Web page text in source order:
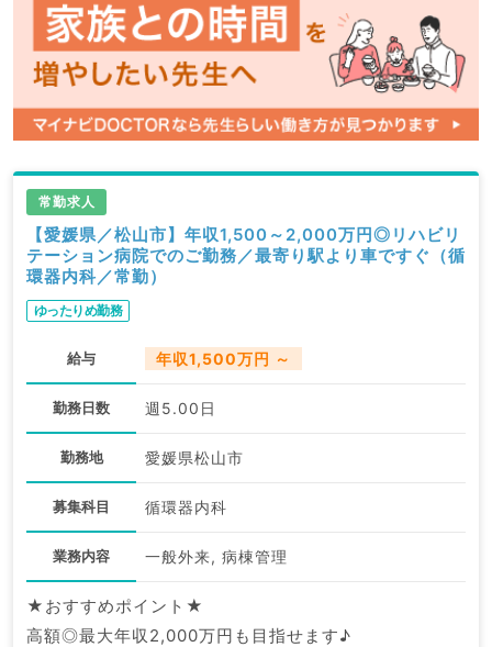
常勤求人
【愛媛県／松山市】年収1,500～2,000万円◎リハビリ
テーション病院でのご勤務／最寄り駅より車ですぐ（循
環器内科／常勤）
ゆったりめ勤務
給与 年収1,500万円 ～
勤務日数 週5.00日
勤務地 愛媛県松山市
募集科目 循環器内科
業務内容 一般外来, 病棟管理
★おすすめポイント★
高額◎最大年収2,000万円も目指せます♪